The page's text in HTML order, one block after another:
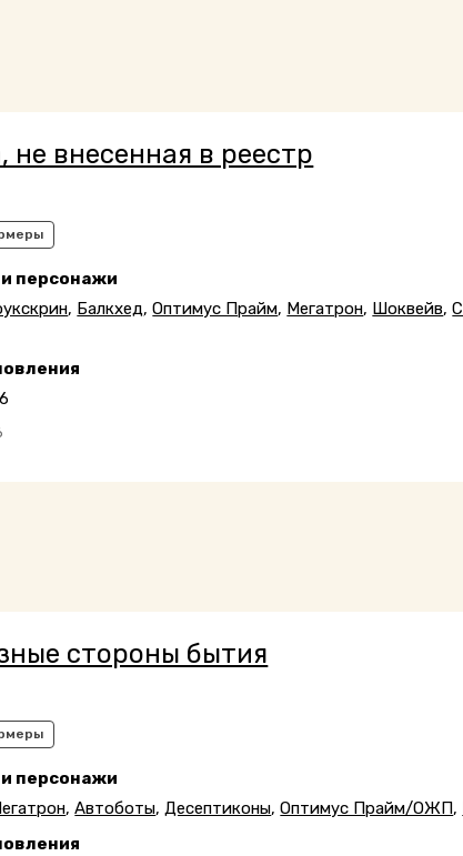
не внесенная в реестр
персонажи
, Балкхед,Оптимус Прайм, Мегатрон, Шоквейв,
стороны бытия
и персонажи
,Автоботы,Десептиконы,Оптимус Прайм/ОЖП,